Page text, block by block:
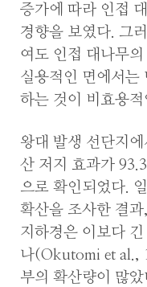
증가에 따라 인접
경향을 보였다. 그
여도 인접 대나무
실용적인 면에서는
하는 것이 비효용
왕대 발생 선단지
산 저지 효과가
으로 확인되었다.
확산을 조사한 결
지하경은 이보다
나(Okutomi et al.,
부의 확산량이 많